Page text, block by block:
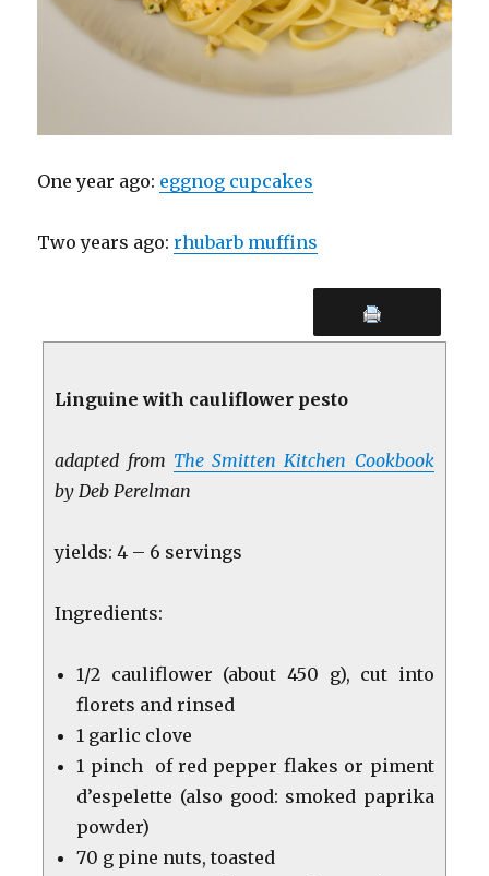
One year ago: eggnog cupcakes
Two years ago:rhubarb muffins
Linguine with cauliflower pesto
adapted from The Smitten Kitchen Cookbook
by Deb Perelman
yields: 4 – 6 servings
Ingredients:
1/2 cauliflower (about 450 g), cut into
florets and rinsed
1 garlic clove
1 pinch of red pepper flakes or piment
d’espelette (also good: smoked paprika
powder)
70 g pine nuts, toasted